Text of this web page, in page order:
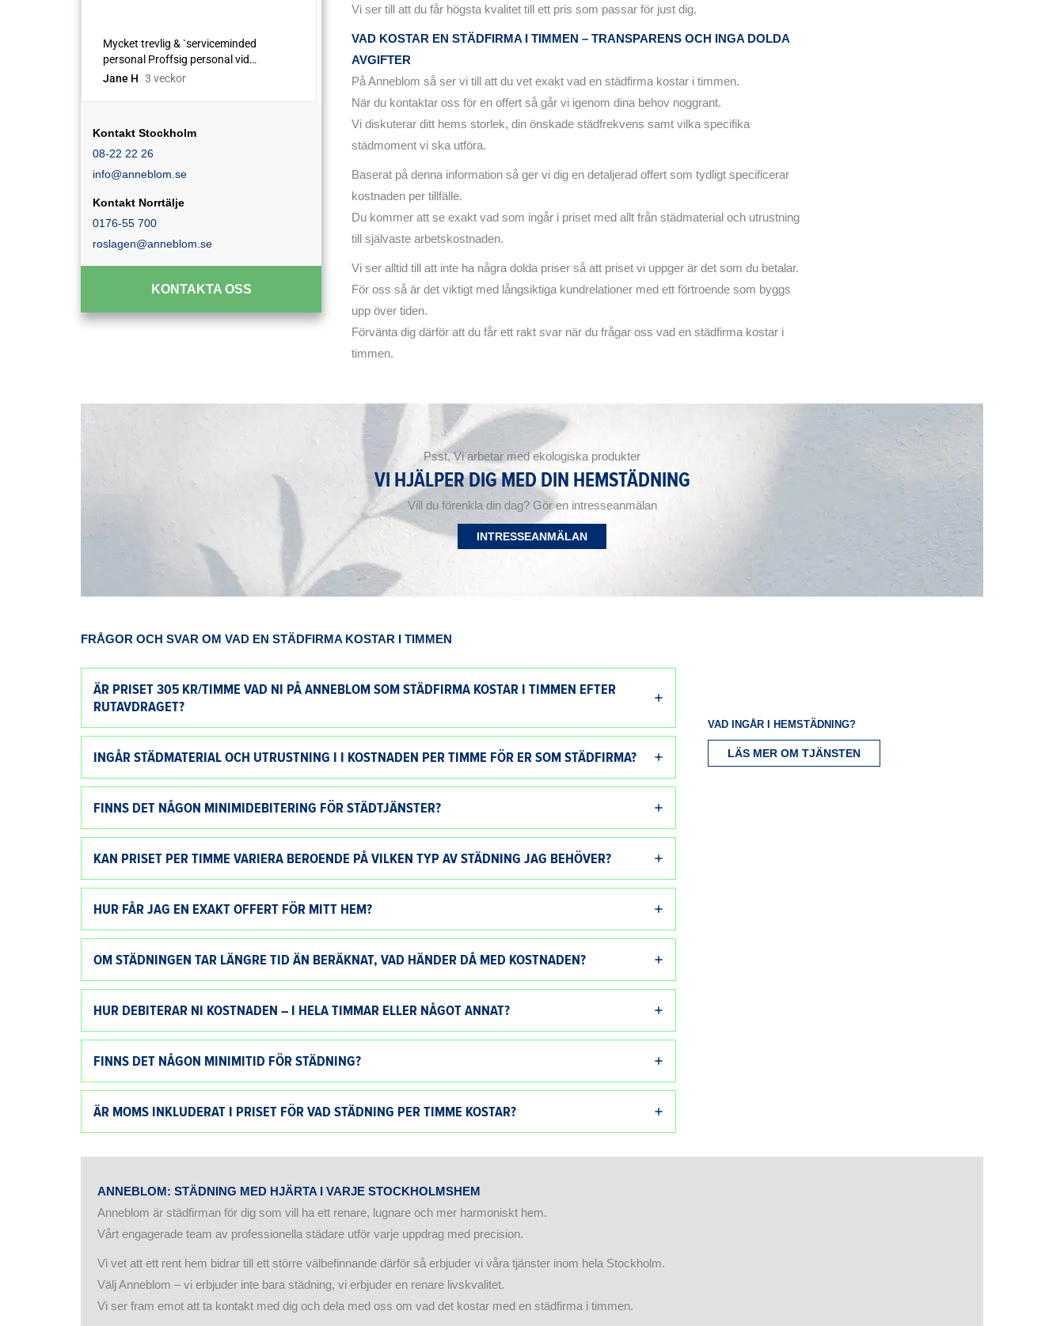
Kontakt Stockholm
08-22 22 26
info@anneblom.se
Kontakt Norrtälje
0176-55 700
roslagen@anneblom.se
KONTAKTA OSS
Vi ser till att du får högsta kvalitet till ett pris som passar för just dig.
VAD KOSTAR EN STÄDFIRMA I TIMMEN – TRANSPARENS OCH INGA DOLDA
AVGIFTER
På Anneblom så ser vi till att du vet exakt vad en städfirma kostar i timmen.
När du kontaktar oss för en offert så går vi igenom dina behov noggrant.
Vi diskuterar ditt hems storlek, din önskade städfrekvens samt vilka specifika
städmoment vi ska utföra.
Baserat på denna information så ger vi dig en detaljerad offert som tydligt specificerar
kostnaden per tillfälle.
Du kommer att se exakt vad som ingår i priset med allt från städmaterial och utrustning
till självaste arbetskostnaden.
Vi ser alltid till att inte ha några dolda priser så att priset vi uppger är det som du betalar.
För oss så är det viktigt med långsiktiga kundrelationer med ett förtroende som byggs
upp över tiden.
Förvänta dig därför att du får ett rakt svar när du frågar oss vad en städfirma kostar i
timmen.
Psst, Vi arbetar med ekologiska produkter
VI HJÄLPER DIG MED DIN HEMSTÄDNING
Vill du förenkla din dag? Gör en intresseanmälan
INTRESSEANMÄLAN
FRÅGOR OCH SVAR OM VAD EN STÄDFIRMA KOSTAR I TIMMEN
ÄR PRISET 305 KR/TIMME VAD NI PÅ ANNEBLOM SOM STÄDFIRMA KOSTAR I TIMMEN EFTER
RUTAVDRAGET?
INGÅR STÄDMATERIAL OCH UTRUSTNING I I KOSTNADEN PER TIMME FÖR ER SOM STÄDFIRMA?
FINNS DET NÅGON MINIMIDEBITERING FÖR STÄDTJÄNSTER?
KAN PRISET PER TIMME VARIERA BEROENDE PÅ VILKEN TYP AV STÄDNING JAG BEHÖVER?
HUR FÅR JAG EN EXAKT OFFERT FÖR MITT HEM?
OM STÄDNINGEN TAR LÄNGRE TID ÄN BERÄKNAT, VAD HÄNDER DÅ MED KOSTNADEN?
HUR DEBITERAR NI KOSTNADEN – I HELA TIMMAR ELLER NÅGOT ANNAT?
FINNS DET NÅGON MINIMITID FÖR STÄDNING?
ÄR MOMS INKLUDERAT I PRISET FÖR VAD STÄDNING PER TIMME KOSTAR?
VAD INGÅR I HEMSTÄDNING?
LÄS MER OM TJÄNSTEN
ANNEBLOM: STÄDNING MED HJÄRTA I VARJE STOCKHOLMSHEM
Anneblom är städfirman för dig som vill ha ett renare, lugnare och mer harmoniskt hem.
Vårt engagerade team av professionella städare utför varje uppdrag med precision.
Vi vet att ett rent hem bidrar till ett större välbefinnande därför så erbjuder vi våra tjänster inom hela Stockholm.
Välj Anneblom – vi erbjuder inte bara städning, vi erbjuder en renare livskvalitet.
Vi ser fram emot att ta kontakt med dig och dela med oss om vad det kostar med en städfirma i timmen.